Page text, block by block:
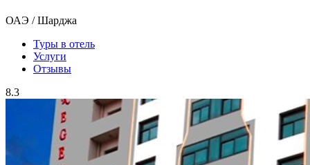
ОАЭ / Шарджа
Туры в отель
Услуги
Отзывы
8.3